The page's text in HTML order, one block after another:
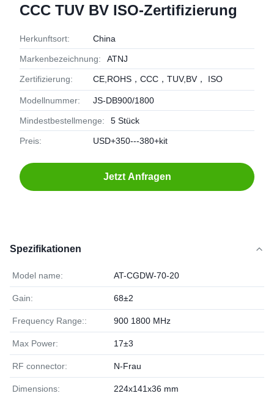
CCC TUV BV ISO-Zertifizierung
Herkunftsort: China
Markenbezeichnung: ATNJ
Zertifizierung: CE,ROHS，CCC，TUV,BV， ISO
Modellnummer: JS-DB900/1800
Mindestbestellmenge: 5 Stück
Preis: USD+350---380+kit
Jetzt Anfragen
Spezifikationen
Model name: AT-CGDW-70-20
Gain: 68±2
Frequency Range:: 900 1800 MHz
Max Power: 17±3
RF connector: N-Frau
Dimensions: 224x141x36 mm